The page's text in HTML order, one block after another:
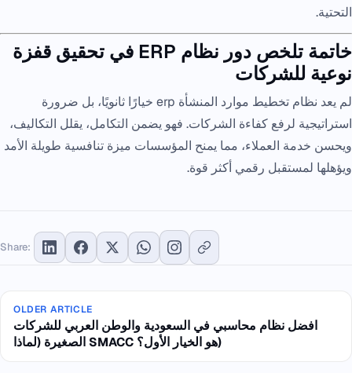
التحتية.
خاتمة تلخص دور نظام ERP في تحقيق قفزة
نوعية للشركات
لم يعد نظام تخطيط موارد المنشأة erp خيارًا ثانويًا، بل ضرورة
استراتيجية لرفع كفاءة الشركات. فهو يضمن التكامل، يقلل التكاليف،
ويحسن خدمة العملاء، مما يمنح المؤسسات ميزة تنافسية طويلة الأمد
ويؤهلها لمستقبل رقمي أكثر قوة.
Share:
OLDER ARTICLE
افضل نظام محاسبي في السعودية والوطن العربي للشركات
الصغيرة (لماذا SMACC هو الخيار الأول؟)